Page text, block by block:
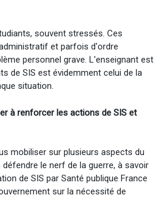
souvent stressés. Ces
et parfois d'ordre
personnel grave. L'enseignant est
de SIS est évidemment celui de la
situation.
à renforcer les actions de SIS et
mobiliser sur plusieurs aspects du
le nerf de la guerre, à savoir
de SIS par Santé publique France
sur la nécessité de